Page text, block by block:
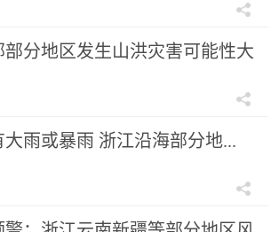
分地区发生山洪灾害可能性大
雨或暴雨 浙江沿海部分地...